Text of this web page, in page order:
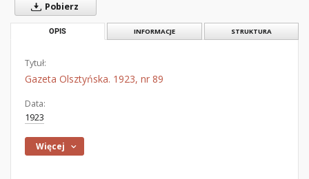
Pobierz
OPIS INFORMACJE STRUKTURA
Tytuł:
Gazeta Olsztyńska. 1923, nr 89
Data:
1923
Więcej